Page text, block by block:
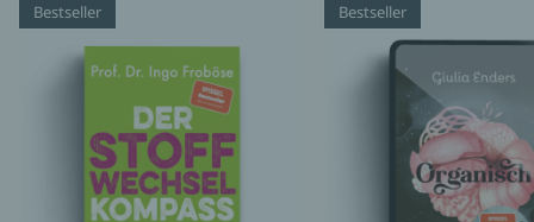
Bestseller Bestseller